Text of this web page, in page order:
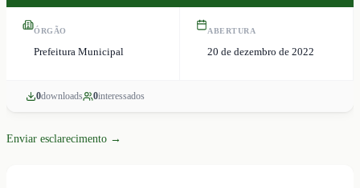
ÓRGÃO
Prefeitura Municipal
ABERTURA
20 de dezembro de 2022
0downloads 0interessados
Enviar esclarecimento →